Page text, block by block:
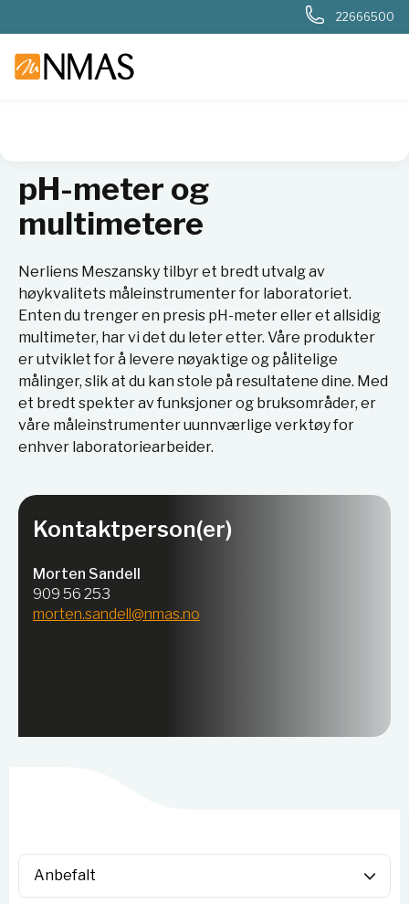
22666500
pH-meter og
multimetere
Nerliens Meszansky tilbyr et bredt utvalg av
høykvalitets måleinstrumenter for laboratoriet.
Enten du trenger en presis pH-meter eller et allsidig
multimeter, har vi det du leter etter. Våre produkter
er utviklet for å levere nøyaktige og pålitelige
målinger, slik at du kan stole på resultatene dine. Med
et bredt spekter av funksjoner og bruksområder, er
våre måleinstrumenter uunnværlige verktøy for
enhver laboratoriearbeider.
Kontaktperson(er)
Morten Sandell
909 56 253
morten.sandell@nmas.no